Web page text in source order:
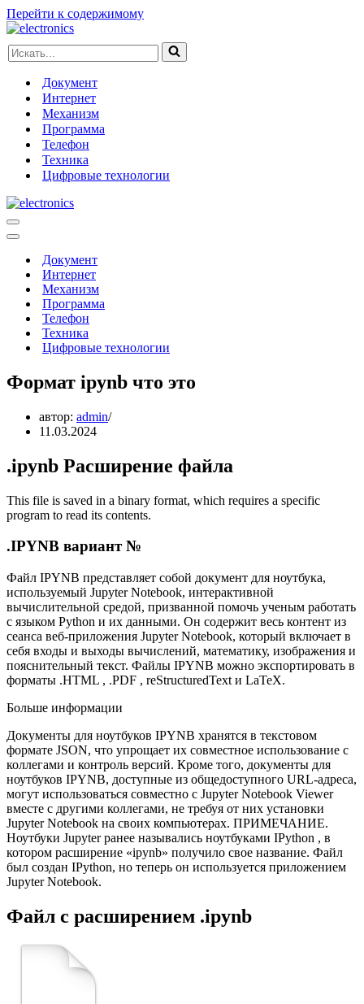
Перейти к содержимому
Искать...
Документ
Интернет
Механизм
Программа
Телефон
Техника
Цифровые технологии
Меню
навигации
Меню
навигацииДокумент
Интернет
Механизм
Программа
Телефон
Техника
Цифровые технологии
Формат ipynb что это
автор: admin
11.03.2024
.ipynb Расширение файла
This file is saved in a binary format, which requires a specific
program to read its contents.
.IPYNB вариант №
Файл IPYNB представляет собой документ для ноутбука,
используемый Jupyter Notebook, интерактивной
вычислительной средой, призванной помочь ученым работать
с языком Python и их данными. Он содержит весь контент из
сеанса веб-приложения Jupyter Notebook, который включает в
себя входы и выходы вычислений, математику, изображения и
пояснительный текст. Файлы IPYNB можно экспортировать в
форматы .HTML , .PDF , reStructuredText и LaTeX.
Больше информации
Документы для ноутбуков IPYNB хранятся в текстовом
формате JSON, что упрощает их совместное использование с
коллегами и контроль версий. Кроме того, документы для
ноутбуков IPYNB, доступные из общедоступного URL-адреса,
могут использоваться совместно с Jupyter Notebook Viewer
вместе с другими коллегами, не требуя от них установки
Jupyter Notebook на своих компьютерах. ПРИМЕЧАНИЕ.
Ноутбуки Jupyter ранее назывались ноутбуками IPython , в
котором расширение «ipynb» получило свое название. Файл
был создан IPython, но теперь он используется приложением
Jupyter Notebook.
Файл с расширением .ipynb